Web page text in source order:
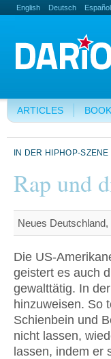
English Deutsch Español
ARTICLES
IN DER HIPHOP-
Rap und
Neues Deutschland,
Die US-
geistert es auch
gewalttätig. In
hinzuweisen. So
Schienbein und
nicht lassen,
lassen, indem er